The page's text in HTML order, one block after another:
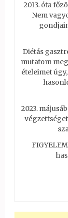
2013. óta
Nem
Diétás
mutatom
ételeimet
2023.